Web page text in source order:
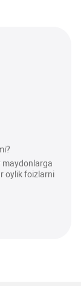
maydonlarga
oylik foizlarni